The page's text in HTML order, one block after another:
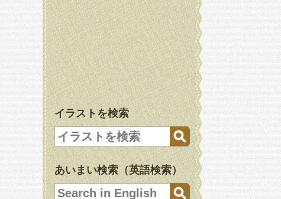
イラストを検索
あいまい検索（英語検索）